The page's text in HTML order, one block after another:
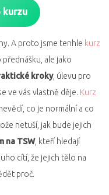
kurzu
A proto jsme tenhle kurz
přednášku, ale jako
kroky, úlevu pro
ve vás vlastně děje. Kurz
co je normální a co
netuší, jak bude jejich
na TSW, kteří hledají
cítí, že jejich tělo na
proč.